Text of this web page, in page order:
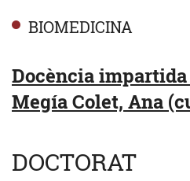
BIOMEDICINA
Docència
Megía Colet, Ana
DOCTORAT